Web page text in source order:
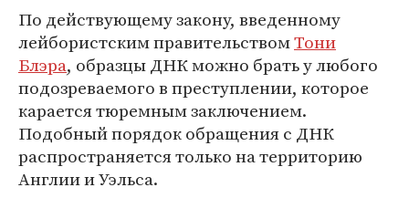
По действующему закону, введенному
лейбористским правительствомТони
Блэра, образцы ДНК можно брать у любого
подозреваемого в преступлении, которое
карается тюремным заключением.
Подобный порядок обращения с ДНК
распространяется только на территорию
Англии и Уэльса.